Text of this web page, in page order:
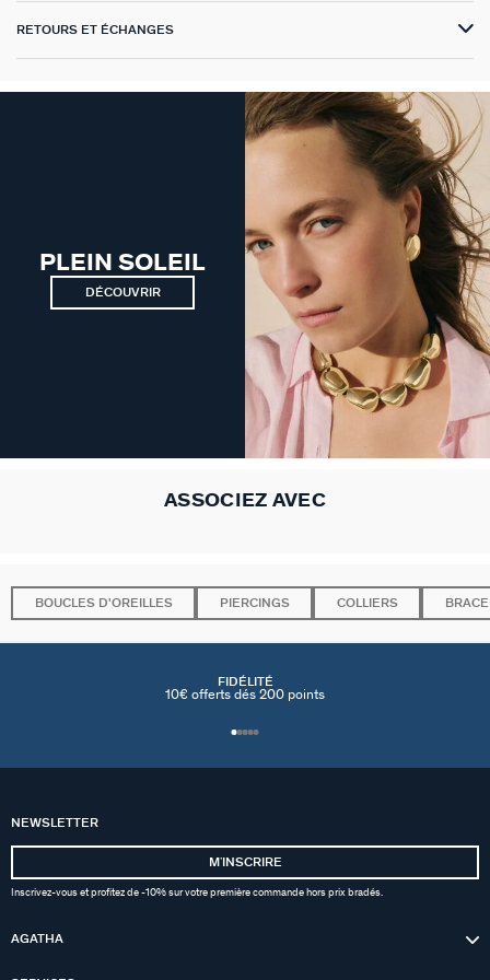
VICTOIRE
RETOURS ET ÉCHANGES
PLEIN SOLEIL
DÉCOUVRIR
ASSOCIEZ AVEC
BOUCLES D'OREILLES PIERCINGS COLLIERS
FIDÉLITÉ
10€ offerts dés 200 points
NEWSLETTER
MʼINSCRIRE
Inscrivez-vous et profitez de -10% sur votre première commande hors prix bradés.
AGATHA